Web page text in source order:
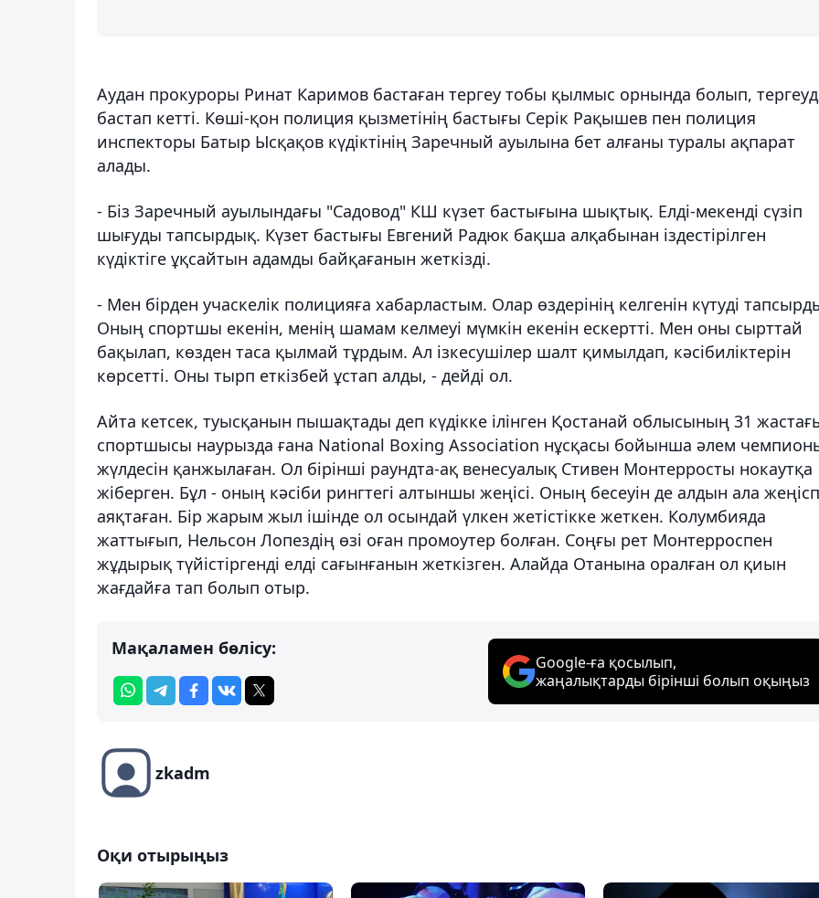
Аудан прокуроры Ринат Каримов бастаған тергеу тобы қылмыс орнында болып,
бастап кетті. Көші-қон полиция қызметінің бастығы Серік Рақышев пен полиция
инспекторы Батыр Ысқақов күдіктінің Заречный ауылына бет алғаны туралы ақпарат
алады.
- Біз Заречный ауылындағы "Садовод" КШ күзет бастығына шықтық. Елді-мекенді сүзіп
шығуды тапсырдық. Күзет бастығы Евгений Радюк бақша алқабынан іздестірілген
күдіктіге ұқсайтын адамды байқағанын жеткізді.
- Мен бірден учаскелік полицияға хабарластым. Олар өздерінің келгенін күтуді
Оның спортшы екенін, менің шамам келмеуі мүмкін екенін ескертті. Мен оны сырттай
бақылап, көзден таса қылмай тұрдым. Ал ізкесушілер шалт қимылдап, кәсібиліктерін
көрсетті. Оны тырп еткізбей ұстап алды, - дейді ол.
Айта кетсек, туысқанын пышақтады деп күдікке ілінген Қостанай облысының 31
спортшысы наурызда ғана National Boxing Association нұсқасы бойынша әлем
жүлдесін қанжылаған. Ол бірінші раундта-ақ венесуалық Стивен Монтерросты нокаутқа
жіберген. Бұл - оның кәсіби рингтегі алтыншы жеңісі. Оның бесеуін де алдын ала
аяқтаған. Бір жарым жыл ішінде ол осындай үлкен жетістікке жеткен. Колумбияда
жаттығып, Нельсон Лопездің өзі оған промоутер болған. Соңғы рет Монтерроспен
жұдырық түйістіргенді елді сағынғанын жеткізген. Алайда Отанына оралған ол қиын
жағдайға тап болып отыр.
Мақаламен бөлісу:
Google-ға қосылып,
жаңалықтарды бірінші болып оқыңыз
zkadm
Оқи отырыңыз